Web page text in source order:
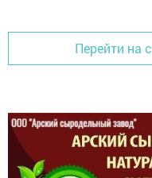
Перейти на